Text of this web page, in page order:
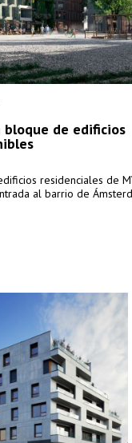
bloque de edificios
residenciales de
al barrio de